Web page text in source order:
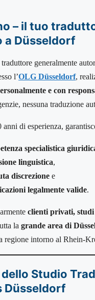
– il tuo
a Düsseldorf
generalmente
l’OLG Düsseldorf,
e con
nessuna traduzione
anni di esperienza,
specialistica
linguistica,
discrezione e
legalmente valide.
clienti privati, studi
la grande area di
regione intorno al Rhein-
Studio
Düsseldorf